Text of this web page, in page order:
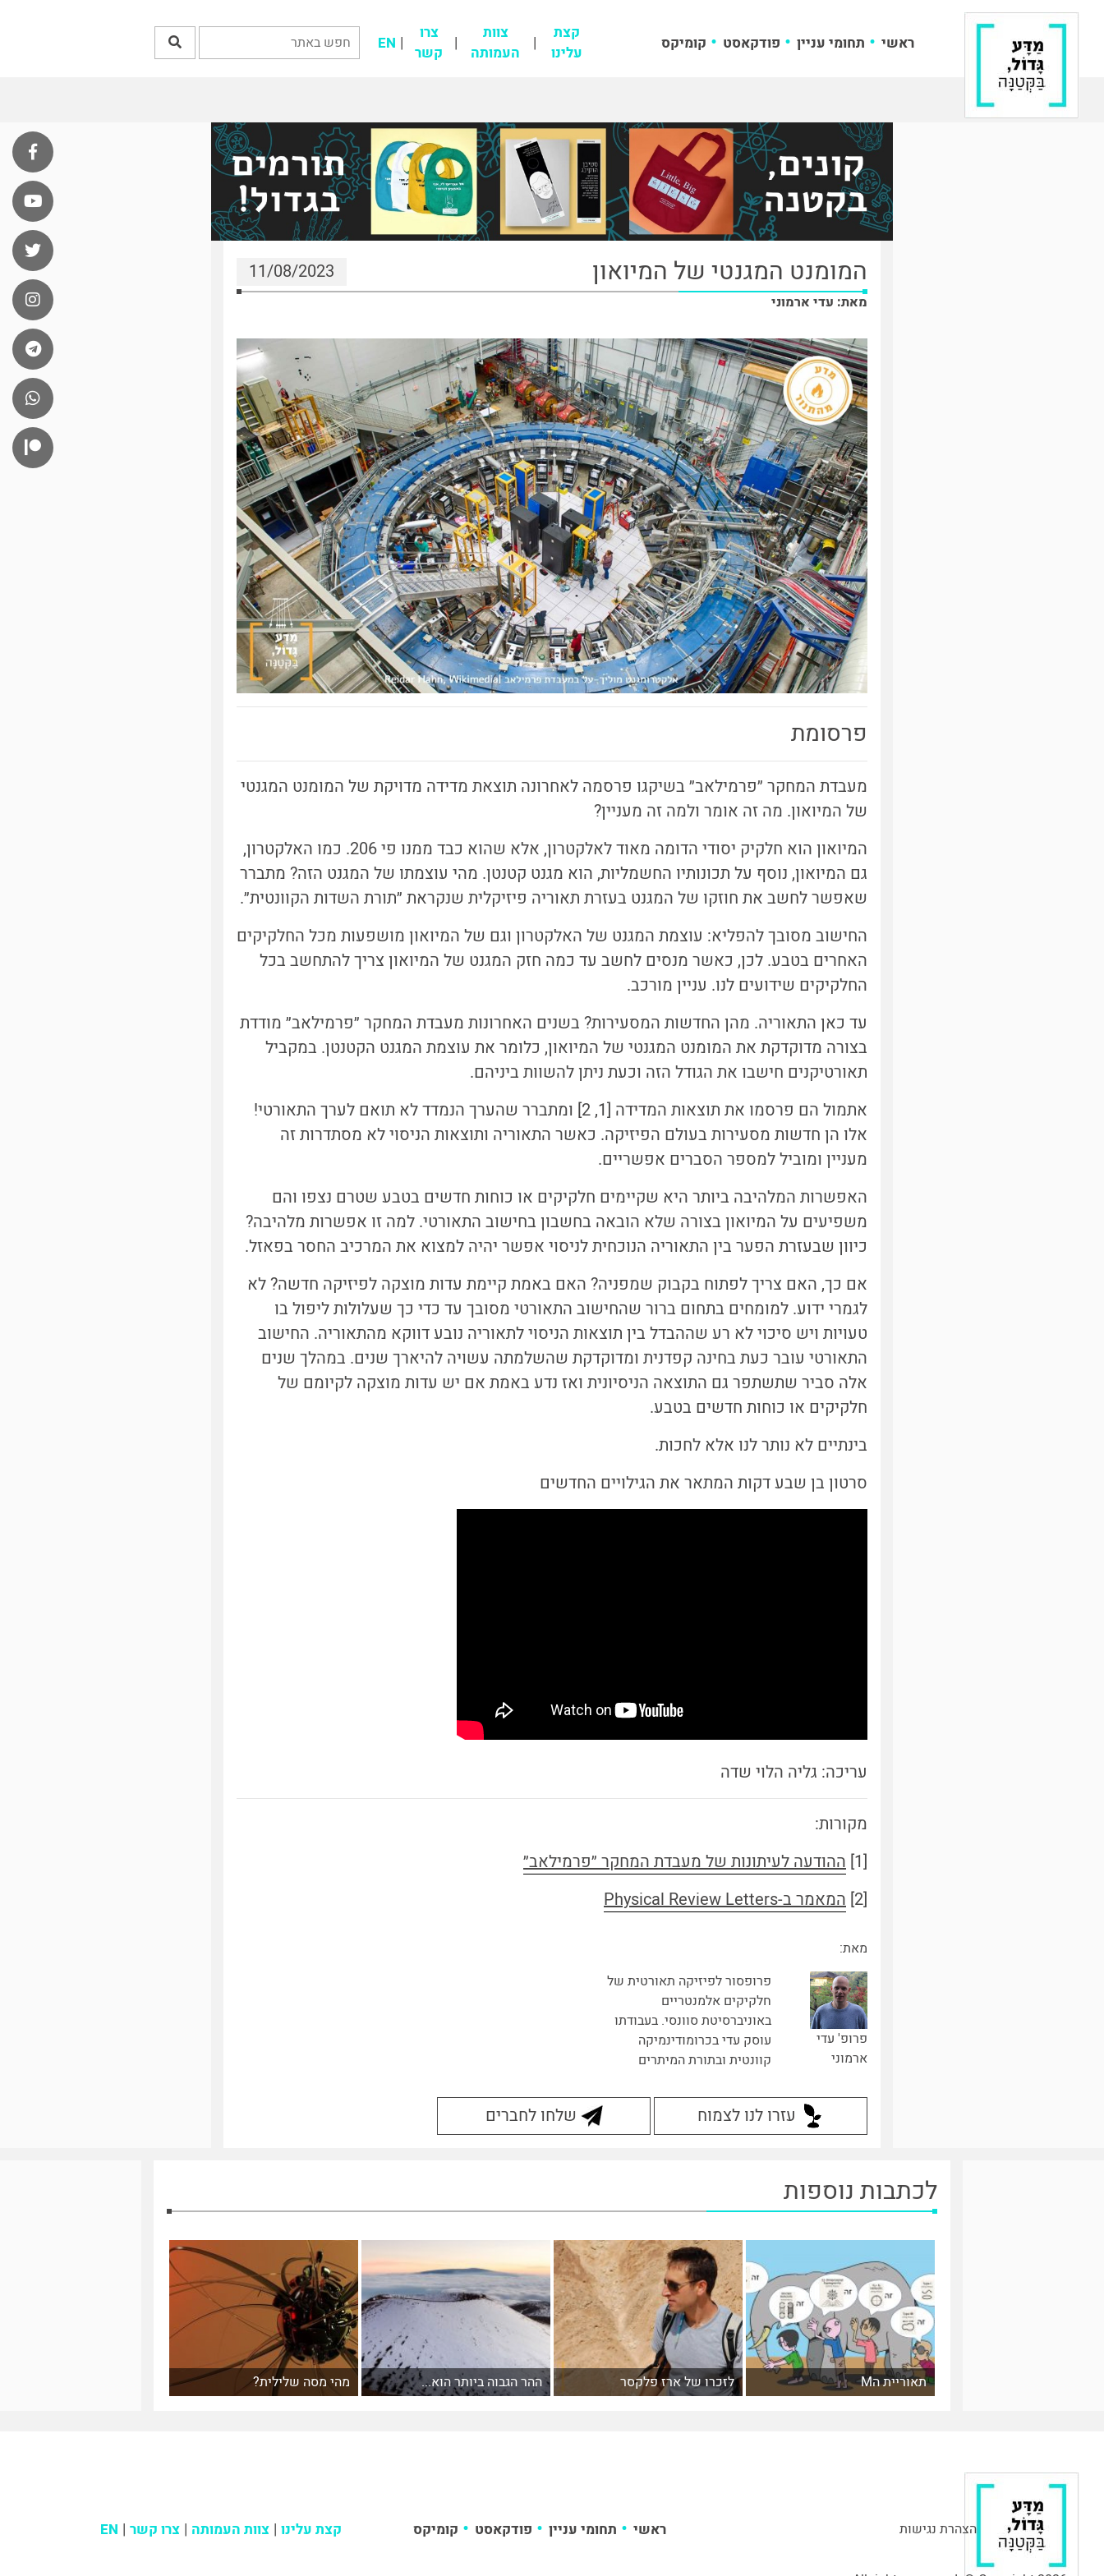
ראשי תחומי עניין פודקאסט קומיקס
קצת
עלינו
צוות
העמותה
צרו
קשר
EN
המומנט המגנטי של המיואון 11/08/2023
מאת: עדי ארמוני
פרסומת
מעבדת המחקר ״פרמילאב״ בשיקגו פרסמה לאחרונה תוצאת מדידה מדויקת של המומנט המגנטי
של המיואון. מה זה אומר ולמה זה מעניין?
המיואון הוא חלקיק יסודי הדומה מאוד לאלקטרון, אלא שהוא כבד ממנו פי 206. כמו האלקטרון,
גם המיואון, נוסף על תכונותיו החשמליות, הוא מגנט קטנטן. מהי עוצמתו של המגנט הזה? מתברר
שאפשר לחשב את חוזקו של המגנט בעזרת תאוריה פיזיקלית שנקראת ״תורת השדות הקוונטית״.
החישוב מסובך להפליא: עוצמת המגנט של האלקטרון וגם של המיואון מושפעות מכל החלקיקים
האחרים בטבע. לכן, כאשר מנסים לחשב עד כמה חזק המגנט של המיואון צריך להתחשב בכל
החלקיקים שידועים לנו. עניין מורכב.
עד כאן התאוריה. מהן החדשות המסעירות? בשנים האחרונות מעבדת המחקר ״פרמילאב״ מודדת
בצורה מדוקדקת את המומנט המגנטי של המיואון, כלומר את עוצמת המגנט הקטנטן. במקביל
תאורטיקנים חישבו את הגודל הזה וכעת ניתן להשוות ביניהם.
אתמול הם פרסמו את תוצאות המדידה [1, 2] ומתברר שהערך הנמדד לא תואם לערך התאורטי!
אלו הן חדשות מסעירות בעולם הפיזיקה. כאשר התאוריה ותוצאות הניסוי לא מסתדרות זה
מעניין ומוביל למספר הסברים אפשריים.
האפשרות המלהיבה ביותר היא שקיימים חלקיקים או כוחות חדשים בטבע שטרם נצפו והם
משפיעים על המיואון בצורה שלא הובאה בחשבון בחישוב התאורטי. למה זו אפשרות מלהיבה?
כיוון שבעזרת הפער בין התאוריה הנוכחית לניסוי אפשר יהיה למצוא את המרכיב החסר בפאזל.
אם כך, האם צריך לפתוח בקבוק שמפניה? האם באמת קיימת עדות מוצקה לפיזיקה חדשה? לא
לגמרי ידוע. למומחים בתחום ברור שהחישוב התאורטי מסובך עד כדי כך שעלולות ליפול בו
טעויות ויש סיכוי לא רע שההבדל בין תוצאות הניסוי לתאוריה נובע דווקא מהתאוריה. החישוב
התאורטי עובר כעת בחינה קפדנית ומדוקדקת שהשלמתה עשויה להיארך שנים. במהלך שנים
אלה סביר שתשתפר גם התוצאה הניסיונית ואז נדע באמת אם יש עדות מוצקה לקיומם של
חלקיקים או כוחות חדשים בטבע.
בינתיים לא נותר לנו אלא לחכות.
סרטון בן שבע דקות המתאר את הגילויים החדשים
עריכה: גליה הלוי שדה
מקורות:
[1]
ההודעה לעיתונות של מעבדת המחקר ״פרמילאב״
[2]
המאמר ב-Physical Review Letters
מאת:
פרופ' עדי
ארמוני
פרופסור לפיזיקה תאורטית של
חלקיקים אלמנטריים
באוניברסיטת סוונסי. בעבודתו
עוסק עדי בכרומודינמיקה
קוונטית ובתורת המיתרים
עזרו לנו לצמוח שלחו לחברים
לכתבות נוספות
תאוריית הM לזכרו של ארז פלקסר ההר הגבוה ביותר הוא... מהי מסה שלילית?
הצהרת נגישות ראשי תחומי עניין פודקאסט קומיקס קצת עלינו צוות העמותה צרו קשר EN